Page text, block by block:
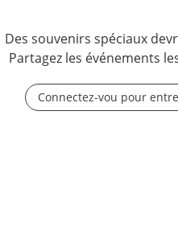
Des souvenirs spéciaux
Partagez les événements
Connectez-vou pour